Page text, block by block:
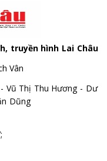
truyền hình Lai Châu
Vân
Vũ Thị Thu Hương - Dư
Dũng